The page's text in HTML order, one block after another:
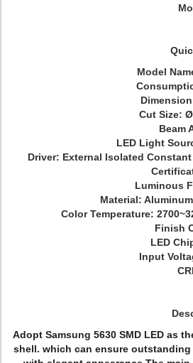
Model
Cut Size:
Beam
LED Light
Driver: External Isolated Constant
Luminous
Material:
Color Temperature:
Finish
LED
Input
Adopt Samsung 5630 SMD LED as
shell. which can ensure